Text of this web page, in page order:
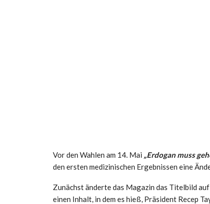
Vor den Wahlen am 14. Mai „Erdogan muss
den ersten medizinischen Ergebnissen eine
Zunächst änderte das Magazin das Titelbild
einen Inhalt, in dem es hieß, Präsident Recep